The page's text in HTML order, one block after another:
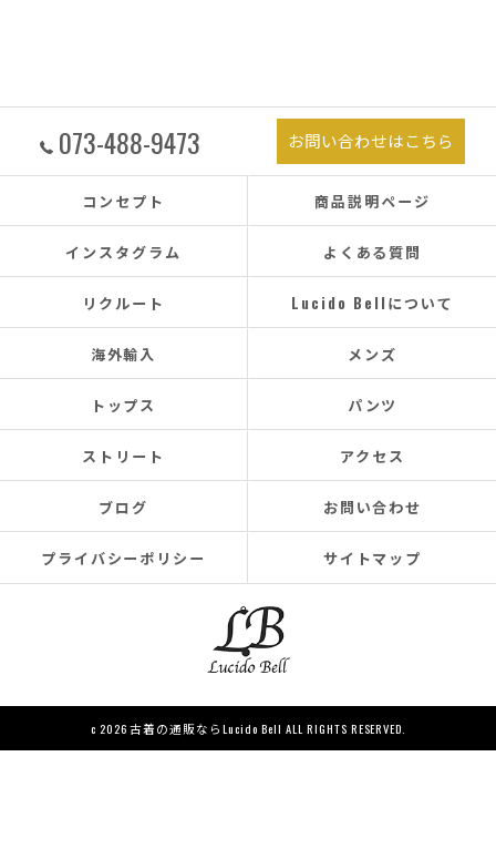
073-488-9473 お問い合わせはこちら
コンセプト 商品説明ページ
インスタグラム よくある質問
リクルート Lucido Bellについて
海外輸入 メンズ
トップス パンツ
ストリート アクセス
ブログ お問い合わせ
プライバシーポリシー サイトマップ
c 2026 古着の通販ならLucido Bell ALL RIGHTS RESERVED.